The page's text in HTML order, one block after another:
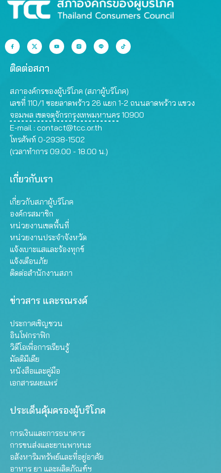
ติดต่อสภา
สภาองค์กรของผู้บริโภค (สภาผู้บริโภค)
เลขที่ 110/1 ซอยลาดพร้าว 26 แยก 1-2 ถนนลาดพร้าว แขวง
จอมพล เขตจตุจักรกรุงเทพมหานคร 10900
E-mail : contact@tcc.or.th
โทรศัพท์ 0-2938-1502
(เวลาทำการ 09.00 - 18.00 น.)
เกี่ยวกับเรา
เกี่ยวกับสภาผู้บริโภค
องค์กรสมาชิก
หน่วยงานเขตพื้นที่
หน่วยงานประจำจังหวัด
แจ้งเบาะแสและร้องทุกข์
แจ้งเตือนภัย
ติดต่อสำนักงานสภา
ข่าวสาร และรณรงค์
ประกาศเชิญชวน
อินโฟกราฟิก
วิดีโอเพื่อการเรียนรู้
มัลติมีเดีย
หนังสือและคู่มือ
เอกสารเผยแพร่
ประเด็นคุ้มครองผู้บริโภค
การเงินและการธนาคาร
การขนส่งและยานพาหนะ
อสังหาริมทรัพย์และที่อยู่อาศัย
อาหาร ยา และผลิตภัณฑ์ฯ